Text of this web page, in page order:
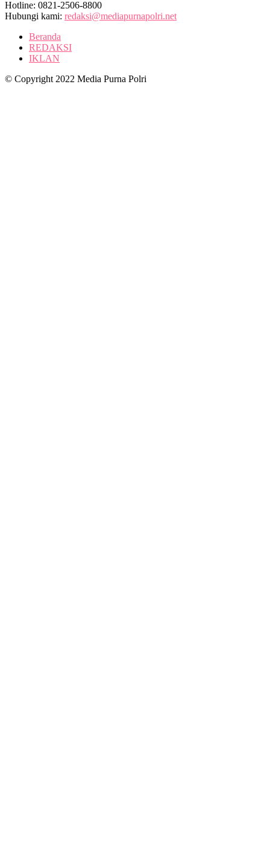
Hotline: 0821-2506-8800
Hubungi kami: redaksi@mediapurnapolri.net
Beranda
REDAKSI
IKLAN
© Copyright 2022 Media Purna Polri